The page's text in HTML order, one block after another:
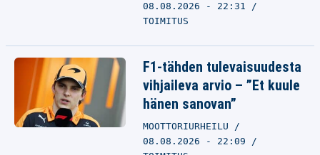
08.08.2026 - 22:31
TOIMITUS
F1-tähden tulevaisuudesta
vihjaileva arvio – ”Et kuule
hänen sanovan”
MOOTTORIURHEILU
08.08.2026 - 22:09